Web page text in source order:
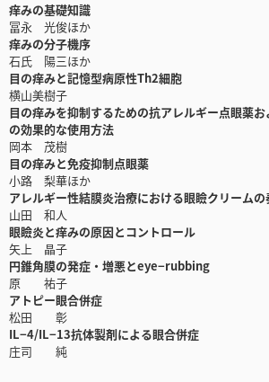
痒みの基礎知識
冨永 光俊ほか
痒みの分子機序
石氏 陽三ほか
目の痒みと記憶型病原性Th2細胞
横山美樹子
目の痒みを抑制するための抗アレルギー点眼薬
の効果的な使用方法
岡本 茂樹
目の痒みと免疫抑制点眼薬
小路 梨華ほか
アレルギー性結膜炎治療における眼瞼クリーム
山田 和人
眼瞼炎と痒みの原因とコントロール
矢上 晶子
円錐角膜の発症・増悪とeye−rubbing
原 祐子
アトピー眼合併症
松田 彰
IL−4/IL−13抗体製剤による眼合併症
庄司 純